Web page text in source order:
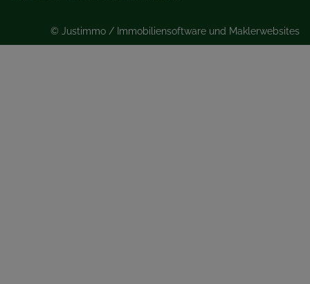
© Justimmo / Immobiliensoftware und Maklerwebsites